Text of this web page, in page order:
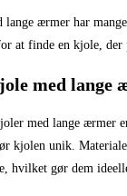
ærmer har
at finde en kjole, der
med lange
med lange ærmer
kjolen unik.
hvilket gør dem